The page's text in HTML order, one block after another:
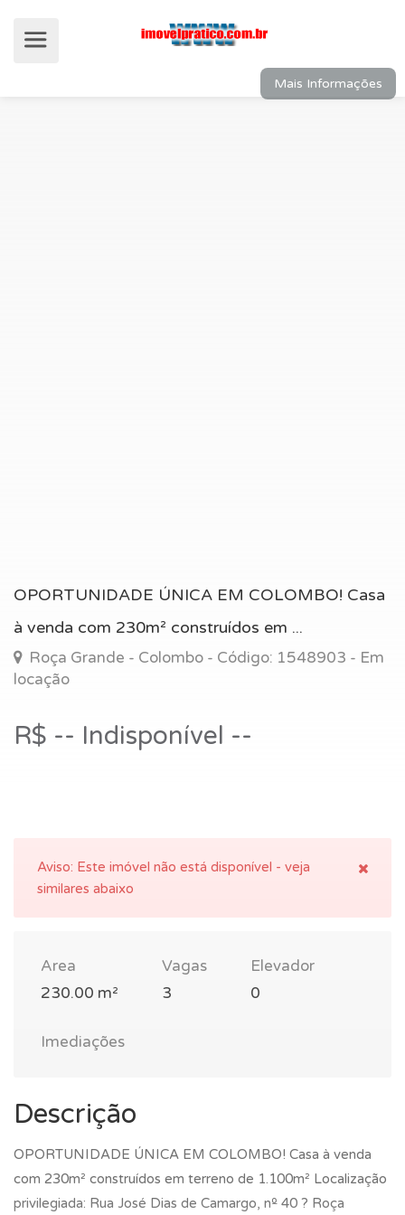
OPORTUNIDADE ÚNICA EM COLOMBO! Casa
à venda com 230m² construídos em ...
Roça Grande - Colombo - Código: 1548903 - Em
locação
R$ -- Indisponível --
Aviso: Este imóvel não está disponível - veja
similares abaixo
Area
230.00 m²
Vagas
3
Elevador
0
Imediações
Descrição
OPORTUNIDADE ÚNICA EM COLOMBO! Casa à venda
com 230m² construídos em terreno de 1.100m² Localização
privilegiada: Rua José Dias de Camargo, nº 40 ? Roça
Mais Informações